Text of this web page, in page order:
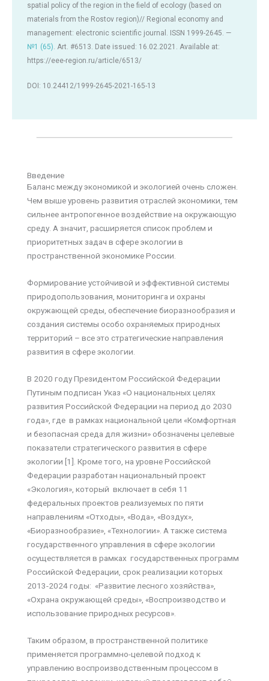
spatial policy of the region in the field of ecology (based on
materials from the Rostov region)// Regional economy and
management: electronic scientific journal. ISSN 1999-2645. —
№1 (65). Art. #6513. Date issued: 16.02.2021. Available at:
https://eee-region.ru/article/6513/
DOI: 10.24412/1999-2645-2021-165-13
Введение
Баланс между экономикой и экологией очень сложен.
Чем выше уровень развития отраслей экономики, тем
сильнее антропогенное воздействие на окружающую
среду. А значит, расширяется список проблем и
приоритетных задач в сфере экологии в
пространственной экономике России.
Формирование устойчивой и эффективной системы
природопользования, мониторинга и охраны
окружающей среды, обеспечение биоразнообразия и
создания системы особо охраняемых природных
территорий – все это стратегические направления
развития в сфере экологии.
В 2020 году Президентом Российской Федерации
Путиным подписан Указ «О национальных целях
развития Российской Федерации на период до 2030
года», где в рамках национальной цели «Комфортная
и безопасная среда для жизни» обозначены целевые
показатели стратегического развития в сфере
экологии [1]. Кроме того, на уровне Российской
Федерации разработан национальный проект
«Экология», который включает в себя 11
федеральных проектов реализуемых по пяти
направлениям «Отходы», «Вода», «Воздух»,
«Биоразнообразие», «Технологии». А также система
государственного управления в сфере экологии
осуществляется в рамках государственных программ
Российской Федерации, срок реализации которых
2013-2024 годы: «Развитие лесного хозяйства»,
«Охрана окружающей среды», «Воспроизводство и
использование природных ресурсов».
Таким образом, в пространственной политике
применяется программно-целевой подход к
управлению воспроизводственным процессом в